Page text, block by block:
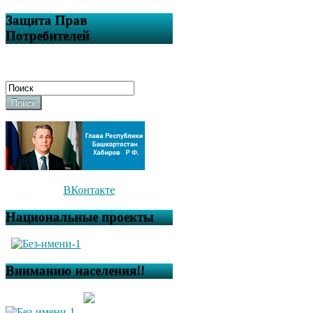
Защита Прав
Потребителей
Поиск
ВКонтакте
Национальные проекты
Вниманию населения!!